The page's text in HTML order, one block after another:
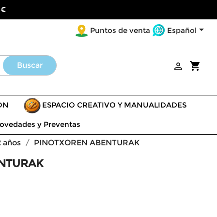
Puntos de venta Español
Buscar shopping_cart

ESPACIO CREATIVO Y MANUALIDADES
y Preventas
años PINOTXOREN ABENTURAK